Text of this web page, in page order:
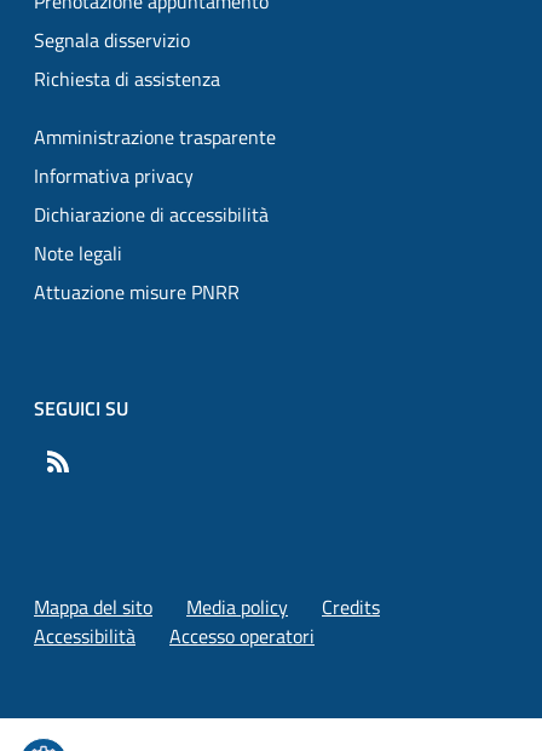
Segnala disservizio
Richiesta di assistenza
Amministrazione trasparente
Informativa privacy
Dichiarazione di accessibilità
Note legali
Attuazione misure PNRR
SEGUICI SU
Mappa del sito Media policy
Credits
Accessibilità
Accesso operatori